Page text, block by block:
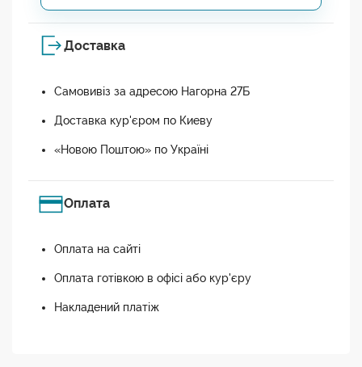
Доставка
Самовивіз за адресою Нагорна 27Б
Доставка кур'єром по Киеву
«Новою Поштою» по Україні
Оплата
Оплата на сайті
Оплата готівкою в офісі або кур'єру
Накладений платіж